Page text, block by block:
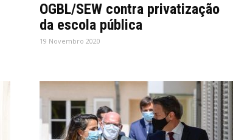
OGBL/SEW contra privatização
da escola pública
19 Novembro 2020